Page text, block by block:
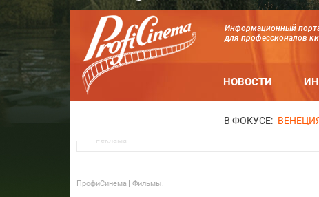
Информационный
для профессионалов
НОВОСТИ
В ФОКУСЕ:
Реклама
ПрофиСинема Фильмы.